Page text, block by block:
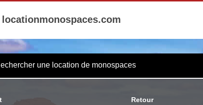
locationmonospaces.com
une location de monospaces
Retour